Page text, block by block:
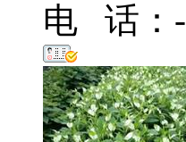
电 话：-